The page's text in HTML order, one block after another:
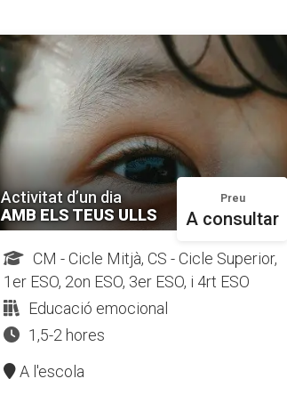
Activitat d’un dia
AMB ELS TEUS ULLS
Preu
A consultar
CM - Cicle Mitjà, CS - Cicle Superior,
1er ESO, 2on ESO, 3er ESO, i 4rt ESO
Educació emocional
1,5-2 hores
A l'escola